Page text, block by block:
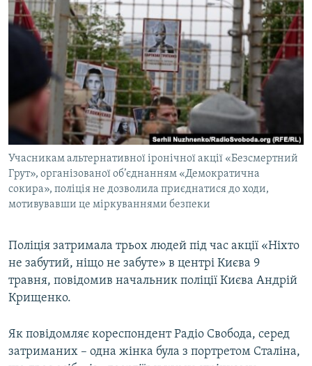
МУЛЬТИМЕДІА
ФОТО
СПЕЦПРОЄКТИ
ПОДКАСТИ
КРИМ РЕАЛІЇ
РУС
УКР
КТАТ
Усі сайти RFE/RL
Учасникам альтернативної іронічної акції «Безсмертний
Грут», організованої об’єднанням «Демократична
сокира», поліція не дозволила приєднатися до ходи,
мотивувавши це міркуваннями безпеки
Поліція затримала трьох людей під час акції «Ніхто
не забутий, ніщо не забуте» в центрі Києва 9
травня, повідомив начальник поліції Києва Андрій
Крищенко.
Як повідомляє кореспондент Радіо Свобода, серед
затриманих – одна жінка була з портретом Сталіна,